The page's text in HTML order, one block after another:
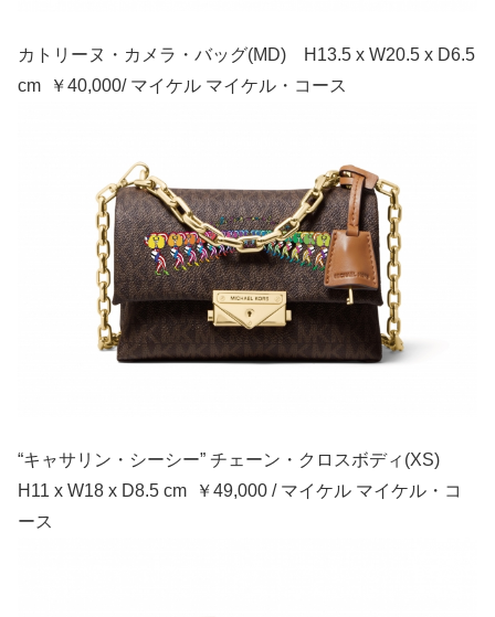
カトリーヌ・カメラ・バッグ(MD) H13.5 x W20.5 x D6.5
cm ￥40,000/ マイケル マイケル・コース
“キャサリン・シーシー” チェーン・クロスボディ(XS)
H11 x W18 x D8.5 cm ￥49,000 / マイケル マイケル・コ
ース